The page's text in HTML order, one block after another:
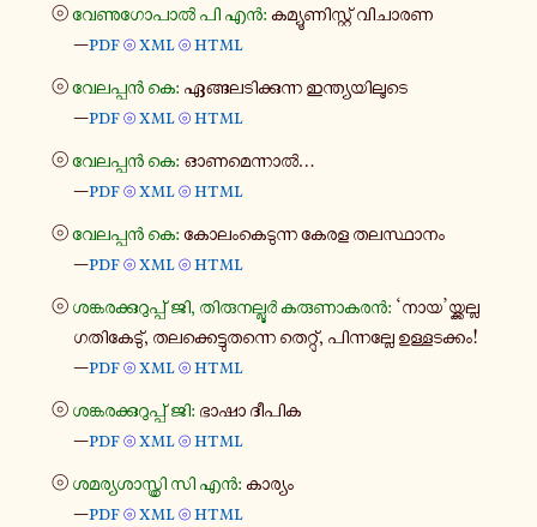
⦾വേ​ണു​ഗോ​പാൽ പി എൻ: കമ്യൂ​ണി​സ്റ്റ് വി​ചാ​രണ
—pdf ⦾ xml ⦾ html
⦾വേ​ല​പ്പൻ കെ: ഏങ്ങ​ല​ടി​ക്കു​ന്ന ഇന്ത്യ​യി​ലൂ​ടെ
—pdf ⦾ xml ⦾ html
⦾വേ​ല​പ്പൻ കെ: ഓണ​മെ​ന്നാൽ...
—pdf ⦾ xml ⦾ html
⦾വേ​ല​പ്പൻ കെ: കോ​ലം​കെ​ടു​ന്ന കേരള തല​സ്ഥാ​നം
—pdf ⦾ xml ⦾ html
⦾ ശങ്ക​ര​ക്കു​റു​പ്പ് ജി, തി​രു​ന​ല്ലൂർ കരു​ണാ​ക​രൻ: ‘നായ’യ്ക്ക​ല്ല
ഗതി​കേ​ടു്, തല​ക്കെ​ട്ടു​ത​ന്നെ തെ​റ്റു്, പി​ന്ന​ല്ലേ ഉള്ള​ട​ക്കം!
—pdf ⦾ xml ⦾ html
⦾ ശങ്ക​ര​ക്കു​റു​പ്പ് ജി: ഭാഷാ ദീപിക
—pdf ⦾ xml ⦾ html
⦾ ശമ​ര്യ​ശാ​സ്ത്രി സി എൻ: കാ​ര്യം
—pdf ⦾ xml ⦾ html